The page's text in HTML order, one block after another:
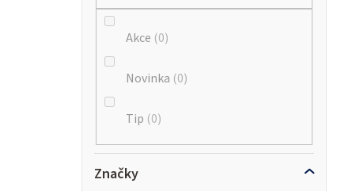
Akce 0
Novinka 0
Tip 0
Značky